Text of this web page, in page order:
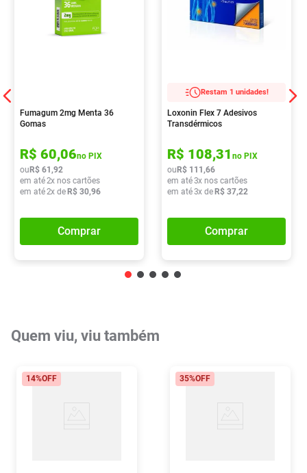
Fumagum 2mg Menta 36
Gomas
R$ 60,06no PIX
ou R$ 61 ,92
em até2x nos cartões
em até2x de R$ 30,96
Comprar
Restam 1 unidades!
Loxonin Flex 7 Adesivos
Transdérmicos
R$ 108,31 no PIX
ou R$ 111 ,66
em até3x nos cartões
em até3x de R$ 37,22
Comprar
Quem viu, viu também
14%OFF 35%OFF